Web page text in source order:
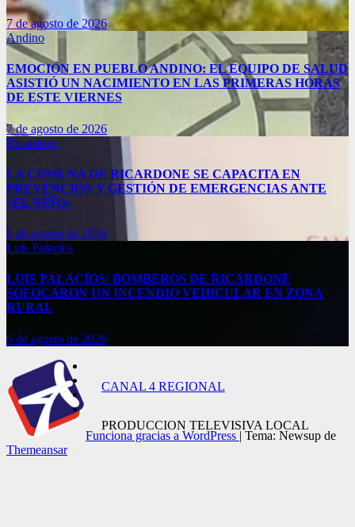
7 de agosto de 2026
Andino
EMOCIÓN EN PUEBLO ANDINO: EL EQUIPO DE SALUD
ASISTIÓ UN NACIMIENTO EN LAS PRIMERAS HORAS
DE ESTE VIERNES
7 de agosto de 2026
Ricardone
LA COMUNA DE RICARDONE SE CAPACITA EN
PREVENCIÓN Y GESTIÓN DE EMERGENCIAS ANTE
«EL NIÑO»
6 de agosto de 2026
Luis Palacios
LUIS PALACIOS: BOMBEROS DE RICARDONE
SOFOCARON UN INCENDIO VEHICULAR EN ZONA
RURAL
6 de agosto de 2026
CANAL 4 REGIONAL
PRODUCCION TELEVISIVA LOCAL
Funciona gracias a WordPress | Tema: Newsup de
Themeansar